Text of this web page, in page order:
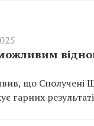
що Сполучені
гарних